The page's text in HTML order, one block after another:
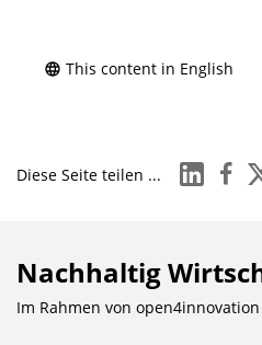
This content in English
Diese Seite teilen ... linkedin x
Nachhaltig
Im Rahmen von open4innovation